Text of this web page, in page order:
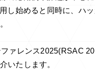
し始めると同時に、ハ
ァレンス2025(RSAC
いたします。